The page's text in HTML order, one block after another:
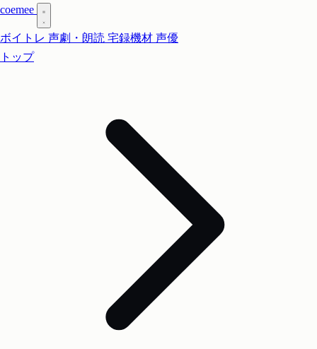
coemee
ボイトレ 声劇・朗読 宅録機材 声優
トップ